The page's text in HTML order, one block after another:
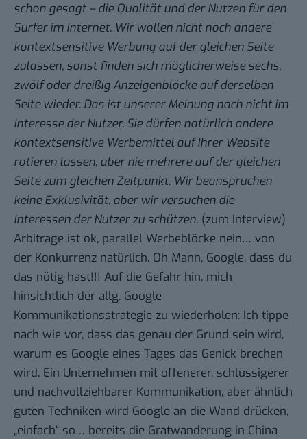
schon gesagt – die Qualität und der Nutzen für den
Surfer im Internet. Wir wollen nicht noch andere
kontextsensitive Werbung auf der gleichen Seite
zulassen, sonst finden sich möglicherweise sechs,
zwölf oder dreißig Anzeigenblöcke auf derselben
Seite wieder. Das ist unserer Meinung nach nicht im
Interesse der Nutzer. Sie dürfen natürlich andere
kontextsensitive Werbemittel auf Ihrer Website
rotieren lassen, aber nie mehrere auf der gleichen
Seite zum gleichen Zeitpunkt. Wir beanspruchen
keine Exklusivität, aber wir versuchen die
Interessen der Nutzer zu schützen. (zum Interview)
Arbitrage ist ok, parallel Werbeblöcke nein… von
der Konkurrenz natürlich. Oh Mann, Google, dass du
das nötig hast!!! Auf die Gefahr hin, mich
hinsichtlich der allg. Google
Kommunikationsstrategie zu wiederholen: Ich tippe
nach wie vor, dass das genau der Grund sein wird,
warum es Google eines Tages das Genick brechen
wird. Ein Unternehmen mit offenerer, schlüssigerer
und nachvollziehbarer Kommunikation, aber ähnlich
guten Techniken wird Google an die Wand drücken,
„einfach“ so… bereits die Gratwanderung in China